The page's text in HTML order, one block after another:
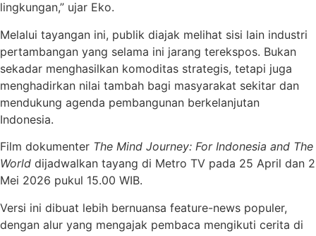
lingkungan,” ujar Eko.
Melalui tayangan ini, publik diajak melihat sisi lain industri
pertambangan yang selama ini jarang terekspos. Bukan
sekadar menghasilkan komoditas strategis, tetapi juga
menghadirkan nilai tambah bagi masyarakat sekitar dan
mendukung agenda pembangunan berkelanjutan
Indonesia.
Film dokumenter The Mind Journey: For Indonesia and The
World dijadwalkan tayang di Metro TV pada 25 April dan 2
Mei 2026 pukul 15.00 WIB.
Versi ini dibuat lebih bernuansa feature-news populer,
dengan alur yang mengajak pembaca mengikuti cerita di